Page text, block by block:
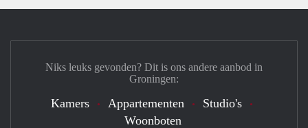
Niks leuks gevonden? Dit is ons andere aanbod in
Groningen:
Kamers Appartementen
Studio's
Woonboten